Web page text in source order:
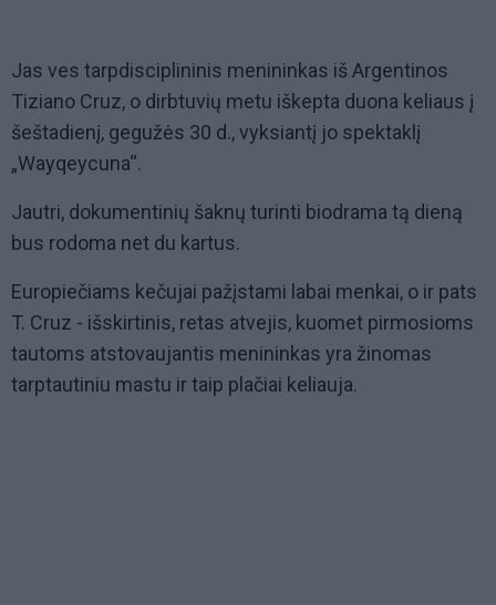
Jas ves tarpdisciplininis menininkas iš Argentinos
Tiziano Cruz, o dirbtuvių metu iškepta duona keliaus į
šeštadienį, gegužės 30 d., vyksiantį jo spektaklį
„Wayqeycuna“.
Jautri, dokumentinių šaknų turinti biodrama tą dieną
bus rodoma net du kartus.
Europiečiams kečujai pažįstami labai menkai, o ir pats
T. Cruz - išskirtinis, retas atvejis, kuomet pirmosioms
tautoms atstovaujantis menininkas yra žinomas
tarptautiniu mastu ir taip plačiai keliauja.